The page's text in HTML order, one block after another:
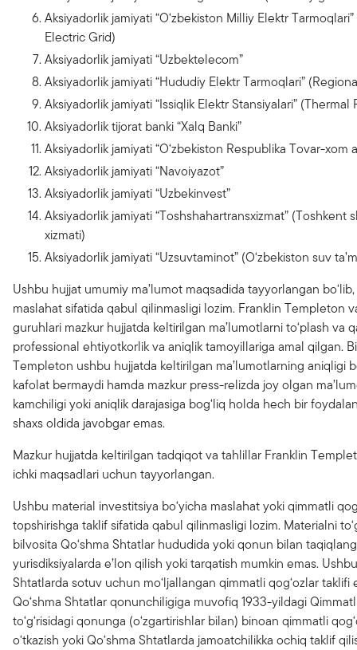
Aksiyadorlik jamiyati “O‘zbekiston Milliy Elektr
Electric Grid)
Aksiyadorlik jamiyati “Uzbektelecom”
Aksiyadorlik jamiyati “Hududiy Elektr Tarmoqlari”
Aksiyadorlik jamiyati “Issiqlik Elektr Stansiyalari” (Thermal
Aksiyadorlik tijorat banki “Xalq Banki”
Aksiyadorlik jamiyati “O‘zbekiston Respublika Tovar-xom
Aksiyadorlik jamiyati “Navoiyazot”
Aksiyadorlik jamiyati “Uzbekinvest”
Aksiyadorlik jamiyati “Toshshahartransxizmat” (Toshkent
xizmati)
Aksiyadorlik jamiyati “Uzsuvtaminot” (O‘zbekiston suv
Ushbu hujjat umumiy ma’lumot maqsadida tayyorlangan
maslahat sifatida qabul qilinmasligi lozim. Franklin Templeton
guruhlari mazkur hujjatda keltirilgan ma’lumotlarni to‘plash va
professional ehtiyotkorlik va aniqlik tamoyillariga amal qilgan.
Templeton ushbu hujjatda keltirilgan ma’lumotlarning aniqligi
kafolat bermaydi hamda mazkur press-relizda joy olgan
kamchiligi yoki aniqlik darajasiga bog‘liq holda hech bir
shaxs oldida javobgar emas.
Mazkur hujjatda keltirilgan tadqiqot va tahlillar Franklin
ichki maqsadlari uchun tayyorlangan.
Ushbu material investitsiya bo‘yicha maslahat yoki qimmatli
topshirishga taklif sifatida qabul qilinmasligi lozim. Materialni
bilvosita Qo‘shma Shtatlar hududida yoki qonun bilan
yurisdiksiyalarda e’lon qilish yoki tarqatish mumkin emas.
Shtatlarda sotuv uchun mo‘ljallangan qimmatli qog‘ozlar taklifi
Qo‘shma Shtatlar qonunchiligiga muvofiq 1933-yildagi
to‘g‘risidagi qonunga (o‘zgartirishlar bilan) binoan qimmatli
o‘tkazish yoki Qo‘shma Shtatlarda jamoatchilikka ochiq taklif